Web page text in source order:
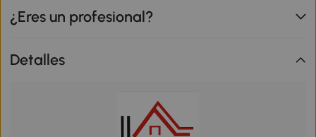
¿Eres un profesional?
Detalles